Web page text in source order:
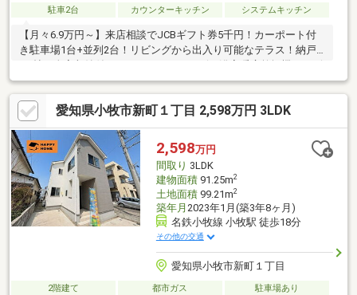
駐車2台
カウンターキッチン システムキッチン
【月々6.9万円～】来店相談でJCBギフト券5千円！カーポート付
き駐車場1台+並列2台！リビングから出入り可能なテラス！納戸
ング収納！
愛知県小牧市新町１丁目 2,598万円 3LDK
2,598万円
間取り 3LDK
建物面積91.25m2
土地面積99.21m2
築年月 2023年1月(築3年8ヶ月)
名鉄小牧線 小牧駅 徒歩18分
その他の交通
愛知県小牧市新町１丁目
2階建て 都市ガス
駐車場あり